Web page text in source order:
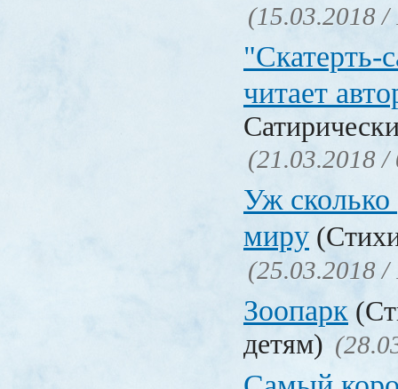
(15.03.2018 /
"Скатерть-
читает
(21.03.2018 /
Уж сколько
миру
(25.03.2018 /
Зоопарк
детям)